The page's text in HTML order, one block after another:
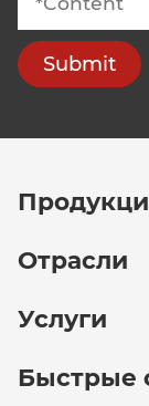
Submit
Отрасли
Услуги
Быстрые